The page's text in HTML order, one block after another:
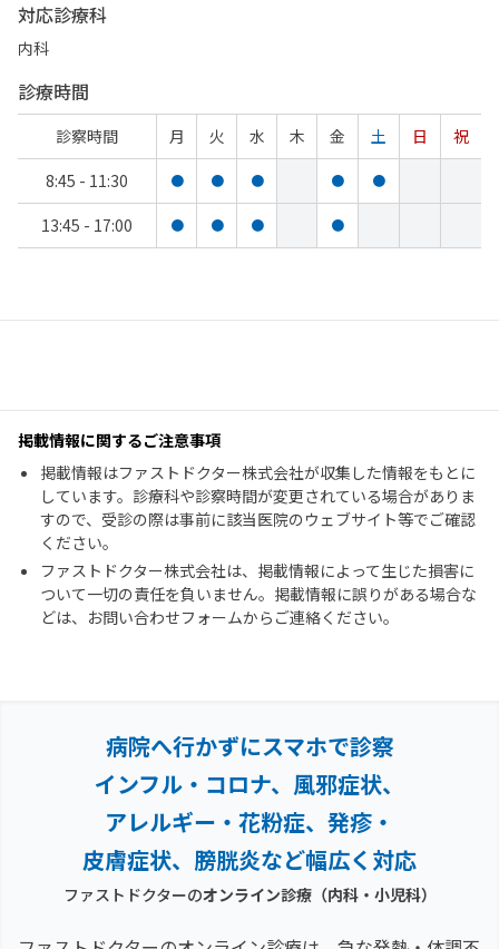
対応診療科
内科
診療時間
診察時間 月 火 水 木 金 土 日
祝
8:45 - 11:30
● ● ● ● ●
13:45 - 17:00 ● ● ● ●
掲載情報に関するご注意事項
掲載情報はファストドクター株式会社が収集した情報をもとに
しています。診療科や診察時間が変更されている場合がありま
すので、受診の際は事前に該当医院のウェブサイト等でご確認
ください。
ファストドクター株式会社は、掲載情報によって生じた損害に
ついて一切の責任を負いません。掲載情報に誤りがある場合な
どは、お問い合わせフォームからご連絡ください。
病院へ行かずにスマホで診察
インフル・コロナ、風邪症状、
アレルギー・花粉症、 発疹・
皮膚症状、膀胱炎など幅広く対応
ファストドクターのオンライン診療（内科・小児科）